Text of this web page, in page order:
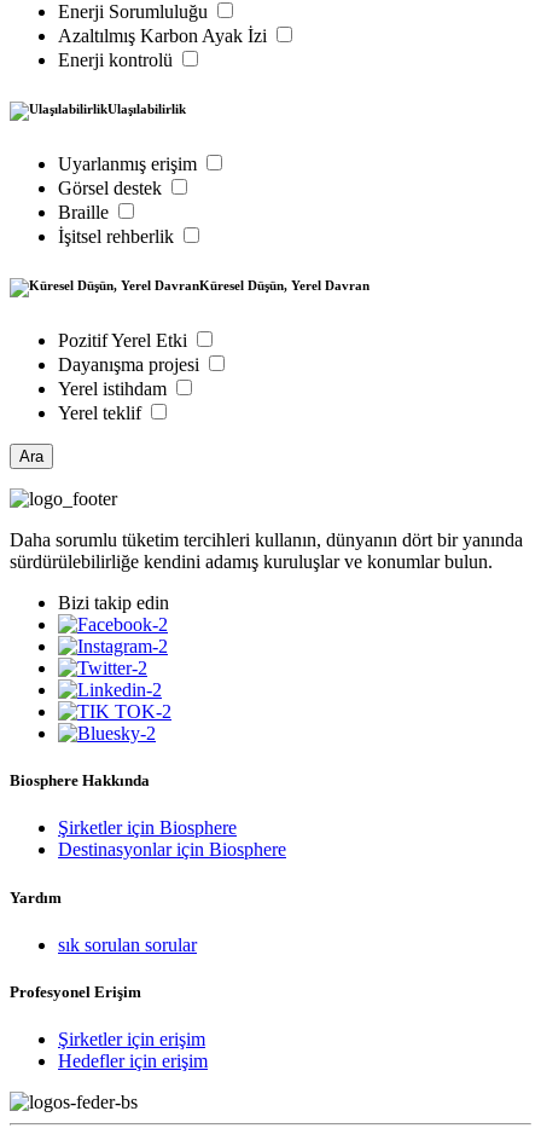
Enerji Sorumluluğu
Azaltılmış Karbon Ayak İzi
Enerji kontrolü
Ulaşılabilirlik
Uyarlanmış erişim
Görsel destek
Braille
İşitsel rehberlik
Küresel Düşün, Yerel Davran
Pozitif Yerel Etki
Dayanışma projesi
Yerel istihdam
Yerel teklif
Ara
Daha sorumlu tüketim tercihleri kullanın, dünyanın dört bir yanında
sürdürülebilirliğe kendini adamış kuruluşlar ve konumlar bulun.
Bizi takip edin
Biosphere Hakkında
Şirketler için Biosphere
Destinasyonlar için Biosphere
Yardım
sık sorulan sorular
Profesyonel Erişim
Şirketler için erişim
Hedefler için erişim